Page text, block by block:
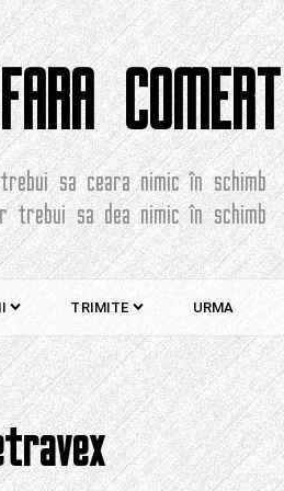
COMERT
sa ceara nimic în schimb
trebui sa dea nimic în schimb
TRIMITE URMA